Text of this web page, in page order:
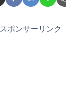
スポンサーリンク